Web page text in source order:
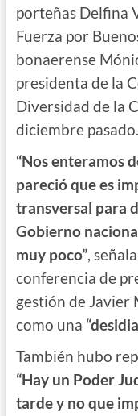
porteñas Delfina
Fuerza por
bonaerense
presidenta de la
Diversidad de la
diciembre pasado.
“Nos enteramos
pareció que es
transversal para
Gobierno
muy poco”,
conferencia de
gestión de Javier
como una
También hubo
“Hay un Poder
tarde y no que